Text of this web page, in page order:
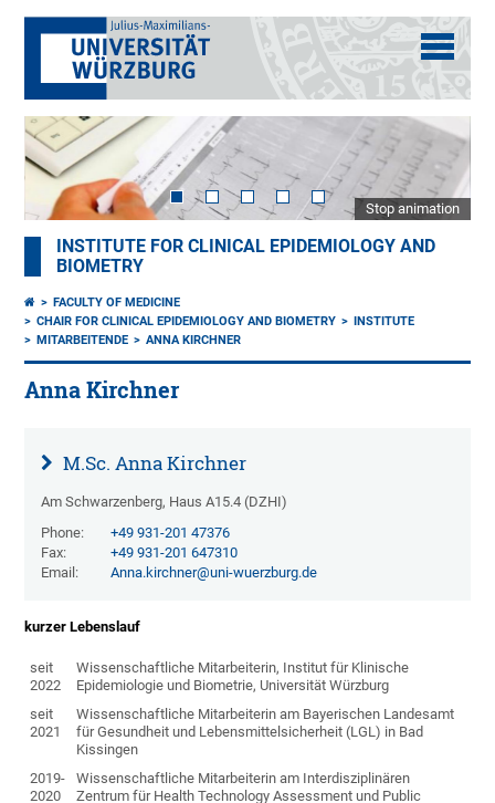
Stop animation
INSTITUTE FOR CLINICAL EPIDEMIOLOGY AND
BIOMETRY
FACULTY OF MEDICINE
CHAIR FOR CLINICAL EPIDEMIOLOGY AND BIOMETRY
INSTITUTE
MITARBEITENDE
ANNA KIRCHNER
Anna Kirchner
M.Sc. Anna Kirchner
Am Schwarzenberg, Haus A15.4 (DZHI)
Phone:
+49 931-201 47376
Fax:
+49 931-201 647310
Email:
Anna.kirchner@uni-wuerzburg.de
kurzer Lebenslauf
seit
2022
Wissenschaftliche Mitarbeiterin, Institut für Klinische
Epidemiologie und Biometrie, Universität Würzburg
seit
2021
Wissenschaftliche Mitarbeiterin am Bayerischen Landesamt
für Gesundheit und Lebensmittelsicherheit (LGL) in Bad
Kissingen
2019-
2020
Wissenschaftliche Mitarbeiterin am Interdisziplinären
Zentrum für Health Technology Assessment und Public